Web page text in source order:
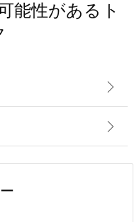
能性があるト